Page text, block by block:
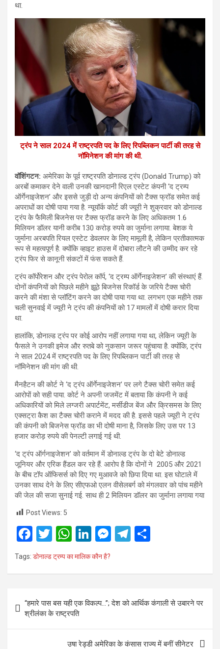
था.
ट्रंप ने साल 2024 में राष्ट्रपति पद के लिए रिपब्लिकन पार्टी की तरह से
नॉमिनेशन की मांग की थी.
वॉशिंगटन: अमेरिका के पूर्व राष्ट्रपति डोनाल्ड ट्रंप (Donald Trump) को
अरबों कमाकर देने वाली उनकी खानदानी रिएल एस्टेट कंपनी ‘द ट्रम्प
ऑर्गेनाइजेशन’ और इससे जुड़ी दो अन्य कंपनियों को टैक्स फ्रॉड समेत कई
अपराधों का दोषी पाया गया है. न्यूयॉर्क कोर्ट की ज्यूरी ने शुक्रवार को डोनाल्ड
ट्रंप के फैमिली बिजनेस पर टैक्स फ्रॉड करने के लिए अधिकतम 1.6
मिलियन डॉलर यानी करीब 130 करोड़ रुपये का जुर्माना लगाया. बेशक ये
जुर्माना अरबपति रियल एस्टेट डेवलपर के लिए मामूली है, लेकिन प्रतीकात्मक
रूप से महत्वपूर्ण है. क्योंकि व्हाइट हाउस में दोबारा लौटने की उम्मीद कर रहे
ट्रंप फिर से कानूनी संकटों में फंस सकते हैं.
ट्रंप कॉर्पोरेशन और ट्रंप पेरोल कॉर्प, ‘द ट्रम्प ऑर्गेनाइजेशन’ की संस्थाएं हैं.
दोनों कंपनियों को पिछले महीने झूठे बिजनेस रिकॉर्ड के जरिये टैक्स चोरी
करने की मंशा से प्लॉटिंग करने का दोषी पाया गया था. लगभग एक महीने तक
चली सुनवाई में ज्यूरी ने ट्रंप की कंपनियों को 17 मामलों में दोषी करार दिया
था.
हालांकि, डोनाल्ड ट्रंप पर कोई आरोप नहीं लगाया गया था, लेकिन ज्यूरी के
फैसले ने उनकी इमेज और रुतबे को नुकसान जरूर पहुंचाया है. क्योंकि, ट्रंप
ने साल 2024 में राष्ट्रपति पद के लिए रिपब्लिकन पार्टी की तरह से
नॉमिनेशन की मांग की थी.
मैनहैटन की कोर्ट ने ‘द ट्रंप ऑर्गेनाइजेशन’ पर लगे टैक्स चोरी समेत कई
आरोपों को सही पाया. कोर्ट ने अपनी जजमेंट में बताया कि कंपनी ने कई
अधिकारियों को मिले लग्जरी अपार्टमेंट, मर्सीडीज बेंज और क्रिसमस के लिए
एक्सट्रा कैश का टैक्स चोरी कराने में मदद की है. इससे पहले ज्यूरी ने ट्रंप
की कंपनी को बिजनेस फ्रॉड का भी दोषी माना है, जिसके लिए उस पर 13
हजार करोड़ रुपये की पेनल्टी लगाई गई थी.
‘द ट्रंप ऑर्गनाइजेशन’ को वर्तमान में डोनाल्ड ट्रंप के दो बेटे डोनाल्ड
जूनियर और एरिक हैंडल कर रहे हैं. आरोप है कि दोनों ने 2005 और 2021
के बीच टॉप ऑफिसर्स को दिए गए मुआवजे को छिपा दिया था. इस घोटाले में
उनका साथ देने के लिए सीएफओ एलन वीसेलबर्ग को मंगलवार को पांच महीने
की जेल की सजा सुनाई गई. साथ ही 2 मिलियन डॉलर का जुर्माना लगाया गया
Post Views: 5
F
a
ce
o
o
k
T
wi
tt
W
h
at
A
p
p
Li
n
ke
n
M
g
er
T
a
Tags: डोनाल्ड ट्रम्प का मालिक कौन है?
navigation
“हमारे पास बस यही एक विकल्प…”; देश को आर्थिक कंगाली से उबारने पर
श्रीलंका के राष्ट्रपति
उषा रेड्डी अमेरिका के कंसास राज्य में बनीं सीनेटर